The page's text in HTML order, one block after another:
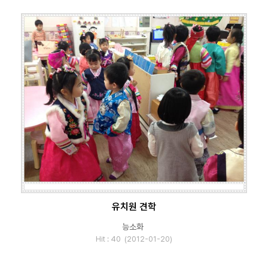
유치원 견학
능소화
Hit : 40 (2012-01-20)